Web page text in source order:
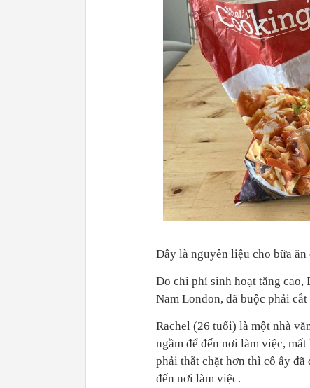
Đây là nguyên liệu cho bữa
Do chi phí sinh hoạt tăng cao,
Nam London, đã buộc phải
Rachel (26 tuổi) là một nhà
ngầm để đến nơi làm việc,
phải thắt chặt hơn thì cô ấy
đến nơi làm việc.